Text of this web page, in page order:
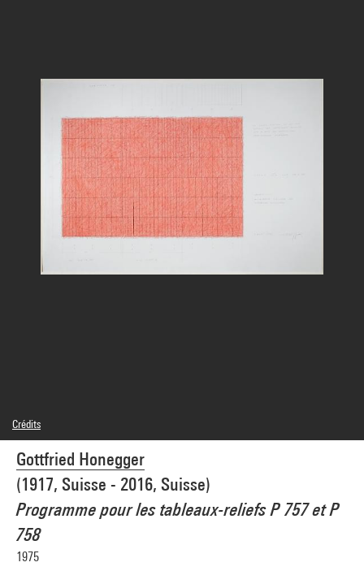
Gottfried Honegger
(1917, Suisse - 2016, Suisse)
Programme pour les tableaux-reliefs P 757 et P
758
1975
Crédits
© Gottfried Honegger Estate
Crédit photographique : Centre Pompidou, MNAM-CCI/Georges Meguerditchian/Dist.
GrandPalaisRmn
Réf. image : 4N05451
Diffusion image :GrandPalaisRmnPhoto